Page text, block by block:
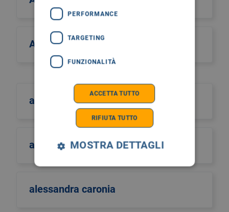
Alcos Zahar
aldo scarpa
aldo sinigaglia
alessandra caronia
PERFORMANCE
TARGETING
FUNZIONALITÀ
ACCETTA TUTTO
RIFIUTA TUTTO
MOSTRA DETTAGLI